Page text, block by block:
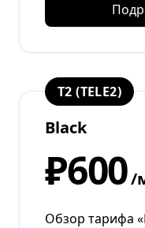
T2 (TELE2)
Black
₽600/
Обзор тарифа